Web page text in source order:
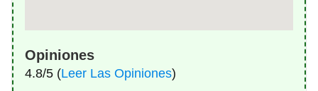
Opiniones
4.8/5 (Leer Las Opiniones)